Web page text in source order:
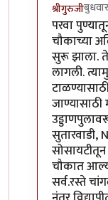
श्रीगुरुजी
In reply to
परवा
चौकाच्या
सुरू झाला.
लागली.
जाण्यासाठी
सुतारवाडी,
सोसायटीतून
चौकात
सर्व.रस्ते